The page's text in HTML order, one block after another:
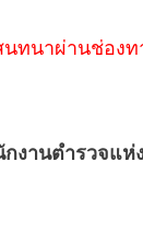
นทนาผ่านช่องท
กงานตำรวจแห่